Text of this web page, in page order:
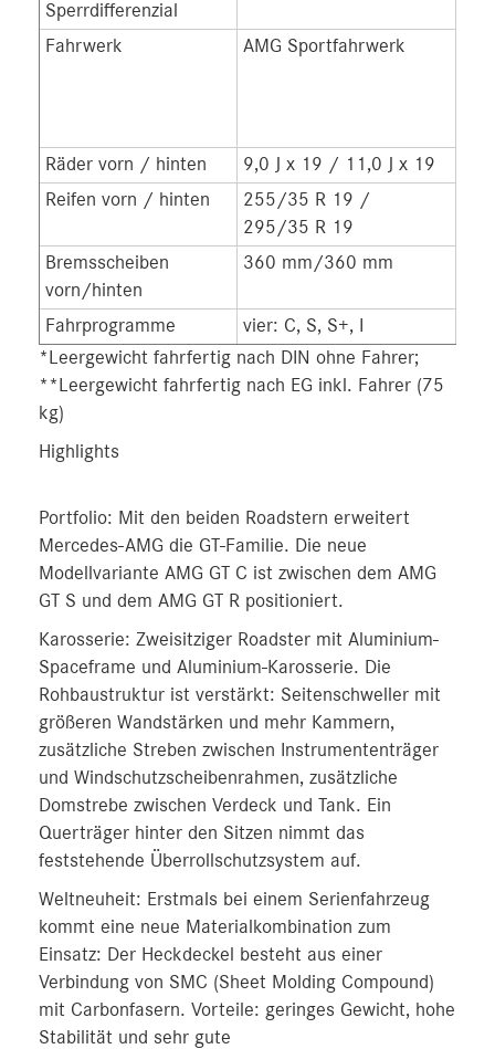
Sperrdifferenzial
Fahrwerk AMG Sportfahrwerk
Räder vorn / hinten
9,0 J x 19 / 11,0 J x 19
Reifen vorn / hinten
255/35 R 19 /
295/35 R 19
Bremsscheiben
vorn/hinten
360 mm/360 mm
Fahrprogramme vier: C, S, S+, I
*Leergewicht fahrfertig nach DIN ohne Fahrer;
**Leergewicht fahrfertig nach EG inkl. Fahrer (75
kg)
Highlights
Portfolio: Mit den beiden Roadstern erweitert
Mercedes-AMG die GT-Familie. Die neue
Modellvariante AMG GT C ist zwischen dem AMG
GT S und dem AMG GT R positioniert.
Karosserie: Zweisitziger Roadster mit Aluminium-
Spaceframe und Aluminium-Karosserie. Die
Rohbaustruktur ist verstärkt: Seitenschweller mit
größeren Wandstärken und mehr Kammern,
zusätzliche Streben zwischen Instrumententräger
und Windschutzscheibenrahmen, zusätzliche
Domstrebe zwischen Verdeck und Tank. Ein
Querträger hinter den Sitzen nimmt das
feststehende Überrollschutzsystem auf.
Weltneuheit: Erstmals bei einem Serienfahrzeug
kommt eine neue Materialkombination zum
Einsatz: Der Heckdeckel besteht aus einer
Verbindung von SMC (Sheet Molding Compound)
mit Carbonfasern. Vorteile: geringes Gewicht, hohe
Stabilität und sehr gute